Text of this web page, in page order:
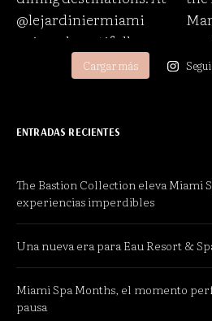
Cargar más
ENTRADAS RECIENTES
The Bastion Collection eleva Miami
experiencias imperdibles
Una nueva era para Eau Resort &
Miami Spa Months, el momento
pausa